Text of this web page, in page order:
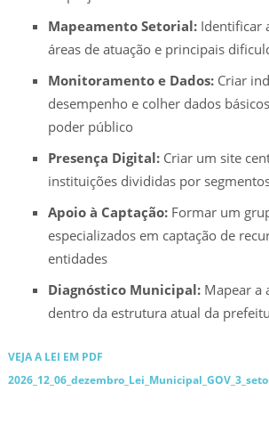
Mapeamento Setorial:Identificar
áreas de atuação e principais
Monitoramento e Dados:Criar
desempenho e colher dados
poder público
Presença Digital:Criar um site
instituições divididas por
Apoio à Captação:Formar um
especializados em captação de
entidades
Diagnóstico Municipal:Mapear a
dentro da estrutura atual da
VEJA A LEI EM PDF